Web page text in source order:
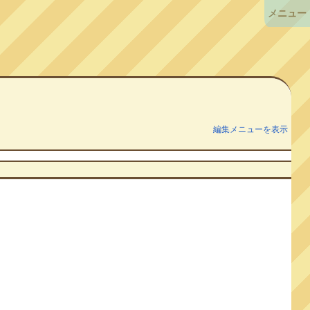
編集メニューを表示
メニュー